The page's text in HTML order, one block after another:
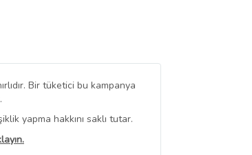
Bir tüketici bu kampanya
yapma hakkını saklı tutar.